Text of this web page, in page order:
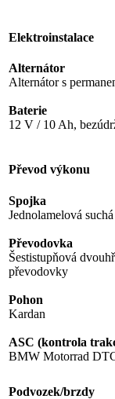
Elektroinstalace
Alternátor
Alternátor s
Baterie
12 V / 10 Ah,
Převod výkonu
Spojka
Jednolamelová
Převodovka
Šestistupňová
převodovky
Pohon
Kardan
ASC (kontrola
BMW Motorrad
Podvozek/brzdy